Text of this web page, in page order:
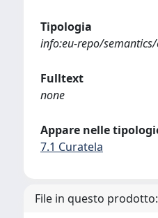
Tipologia
info:eu-repo/
Fulltext
none
Appare nelle
7.1 Curatela
File in questo prodotto: